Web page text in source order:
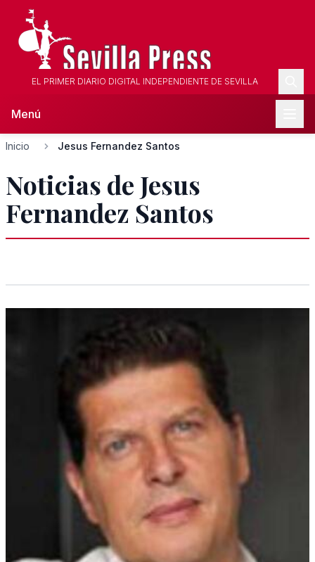
EL PRIMER DIARIO DIGITAL INDEPENDIENTE DE SEVILLA
Menú
Inicio Jesus Fernandez Santos
Noticias de Jesus
Fernandez Santos